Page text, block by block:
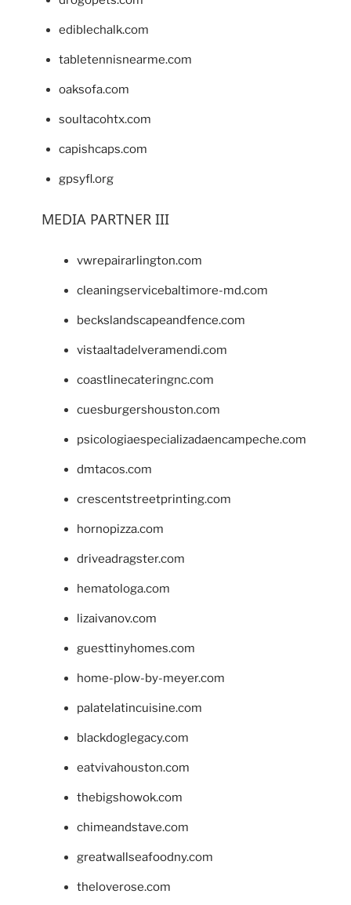
ediblechalk.com
tabletennisnearme.com
oaksofa.com
soultacohtx.com
capishcaps.com
gpsyfl.org
MEDIA PARTNER III
vwrepairarlington.com
cleaningservicebaltimore-md.com
beckslandscapeandfence.com
vistaaltadelveramendi.com
coastlinecateringnc.com
cuesburgershouston.com
psicologiaespecializadaencampeche.com
dmtacos.com
crescentstreetprinting.com
hornopizza.com
driveadragster.com
hematologa.com
lizaivanov.com
guesttinyhomes.com
home-plow-by-meyer.com
palatelatincuisine.com
blackdoglegacy.com
eatvivahouston.com
thebigshowok.com
chimeandstave.com
greatwallseafoodny.com
theloverose.com